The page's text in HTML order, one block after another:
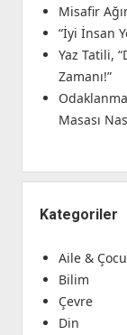
Misafir
“İyi İnsan
Yaz Tatili,
Zamanı!”
Masası
Kategoriler
Aile &
Bilim
Çevre
Din